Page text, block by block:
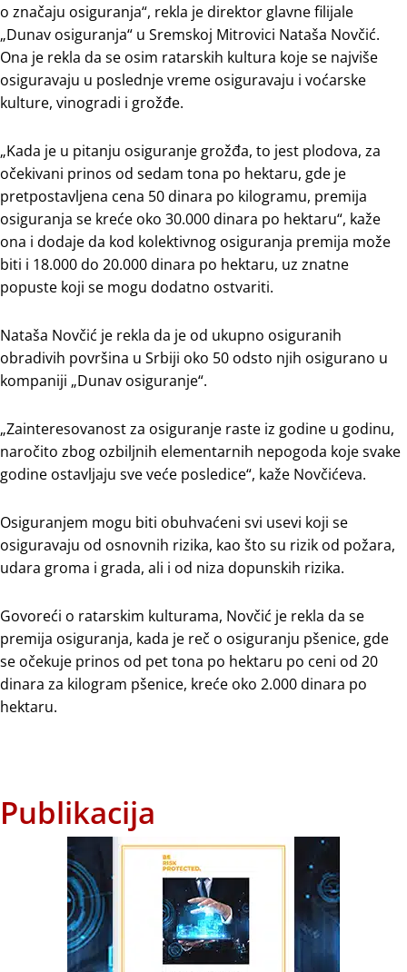
o značaju osiguranja“, rekla je direktor glavne filijale
„Dunav osiguranja“ u Sremskoj Mitrovici Nataša Novčić.
Ona je rekla da se osim ratarskih kultura koje se najviše
osiguravaju u poslednje vreme osiguravaju i voćarske
kulture, vinogradi i grožđe.
„Kada je u pitanju osiguranje grožđa, to jest plodova, za
očekivani prinos od sedam tona po hektaru, gde je
pretpostavljena cena 50 dinara po kilogramu, premija
osiguranja se kreće oko 30.000 dinara po hektaru“, kaže
ona i dodaje da kod kolektivnog osiguranja premija može
biti i 18.000 do 20.000 dinara po hektaru, uz znatne
popuste koji se mogu dodatno ostvariti.
Nataša Novčić je rekla da je od ukupno osiguranih
obradivih površina u Srbiji oko 50 odsto njih osigurano u
kompaniji „Dunav osiguranje“.
„Zainteresovanost za osiguranje raste iz godine u godinu,
naročito zbog ozbiljnih elementarnih nepogoda koje svake
godine ostavljaju sve veće posledice“, kaže Novčićeva.
Osiguranjem mogu biti obuhvaćeni svi usevi koji se
osiguravaju od osnovnih rizika, kao što su rizik od požara,
udara groma i grada, ali i od niza dopunskih rizika.
Govoreći o ratarskim kulturama, Novčić je rekla da se
premija osiguranja, kada je reč o osiguranju pšenice, gde
se očekuje prinos od pet tona po hektaru po ceni od 20
dinara za kilogram pšenice, kreće oko 2.000 dinara po
hektaru.
Publikacija